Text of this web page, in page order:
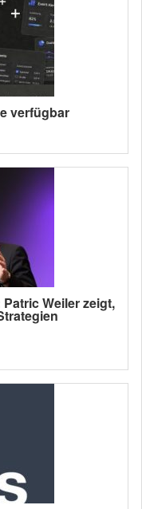
verfügbar
Weiler zeigt,